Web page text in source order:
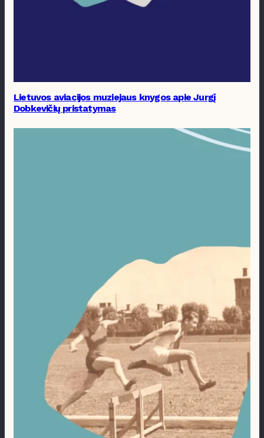
Lietuvos aviacijos muziejaus knygos apie Jurgį
Dobkevičių pristatymas